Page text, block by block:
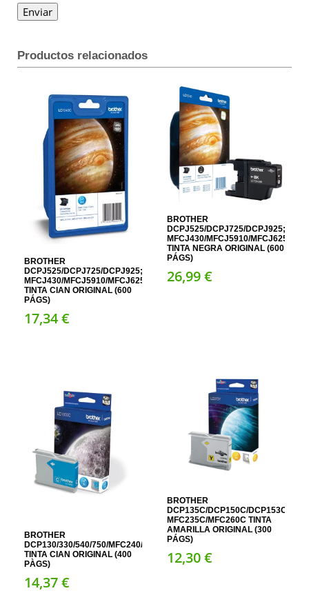
Productos relacionados
BROTHER
DCPJ525/DCPJ725/DCPJ925;
MFCJ430/MFCJ5910/MFCJ625/MFCJ6510/MFCJ6710/MFCJ6910/
TINTA CIAN ORIGINAL (600
PÁGS)
17,34 €
BROTHER
DCPJ525/DCPJ725/DCPJ925;
MFCJ430/MFCJ5910/MFCJ625/
TINTA NEGRA ORIGINAL (600
PÁGS)
26,99€
BROTHER
DCP130/330/540/750/MFC240//440/5460
TINTA CIAN ORIGINAL (400
PÀGS)
14,37 €
BROTHER
DCP135C/DCP150C/DCP153C/
MFC235C/MFC260C TINTA
AMARILLA ORIGINAL (300
PÁGS)
12,30€